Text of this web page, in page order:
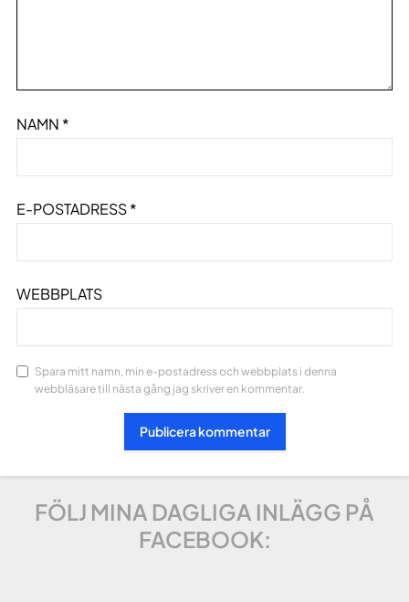
NAMN *
E-POSTADRESS*
WEBBPLATS
Spara mitt namn, min e-postadress och webbplats i denna
webbläsare till nästa gång jag skriver en kommentar.
FÖLJ MINA DAGLIGA INLÄGG PÅ
FACEBOOK: